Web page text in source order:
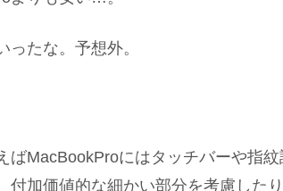
たな。予想外。
MacBookProにはタッチバーや指
加価値的な細かい部分を考慮した